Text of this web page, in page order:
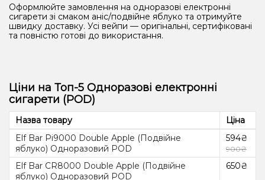
Оформлюйте замовлення на одноразові електронні
сигарети зі смаком аніс/подвійне яблуко та отримуйте
швидку доставку. Усі вейпи — оригінальні, сертифіковані
та повністю готові до використання.
Ціни на Топ-5 Одноразові електронні
сигарети (POD)
Назва товару
Ціна
Elf Bar Pi9000 Double Apple (Подвійне
яблуко) Одноразовий POD
594₴
900₴
Elf Bar CR8000 Double Apple (Подвійне
яблуко) Одноразовий POD
650₴